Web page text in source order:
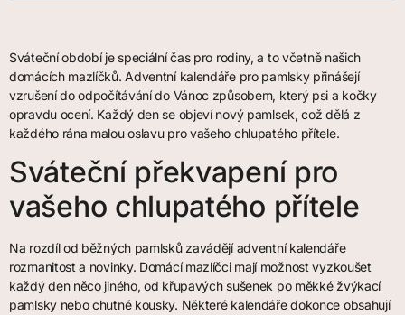
Sváteční období je speciální čas pro rodiny, a to včetně našich
domácích mazlíčků. Adventní kalendáře pro pamlsky přinášejí
vzrušení do odpočítávání do Vánoc způsobem, který psi a kočky
opravdu ocení. Každý den se objeví nový pamlsek, což dělá z
každého rána malou oslavu pro vašeho chlupatého přítele.
Sváteční překvapení pro
vašeho chlupatého přítele
Na rozdíl od běžných pamlsků zavádějí adventní kalendáře
rozmanitost a novinky. Domácí mazlíčci mají možnost vyzkoušet
každý den něco jiného, od křupavých sušenek po měkké žvýkací
pamlsky nebo chutné kousky. Některé kalendáře dokonce obsahují